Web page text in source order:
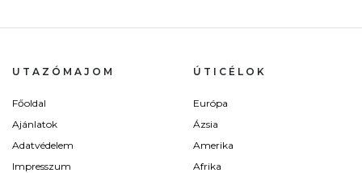
UTAZÓMAJOM
Főoldal
Ajánlatok
Adatvédelem
Impresszum
ÚTICÉLOK
Európa
Ázsia
Amerika
Afrika